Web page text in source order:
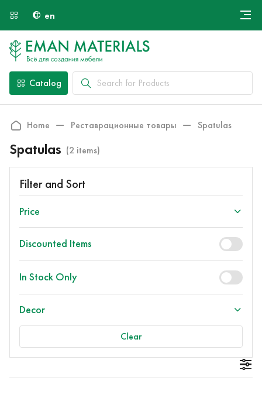
en
Payment and Delivery
Contacts
Catalog
Home Реставрационные товары Spatulas
Spatulas (2 items)
Filter and Sort
Price
Discounted Items
In Stock Only
Decor
Clear